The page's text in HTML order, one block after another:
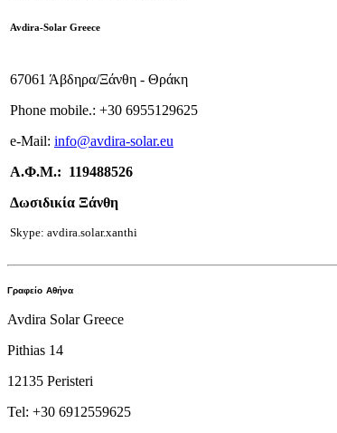
Avdira-Solar Greece
67061 Άβδηρα/Ξάνθη - Θράκη
Phone mobile.: +30 6955129625
e-Mail: info@avdira-solar.eu
Α.Φ.Μ.: 119488526
Δωσιδικία Ξάνθη
Skype: avdira.solar.xanthi
Γραφείο Αθήνα
Avdira Solar Greece
Pithias 14
12135 Peristeri
Tel: +30 6912559625